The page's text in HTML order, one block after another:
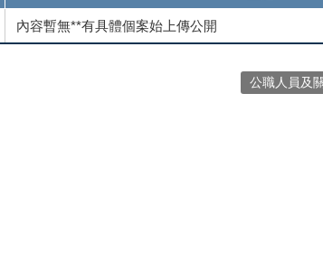
內容暫無**有具體個案始上傳公開
公職人員及